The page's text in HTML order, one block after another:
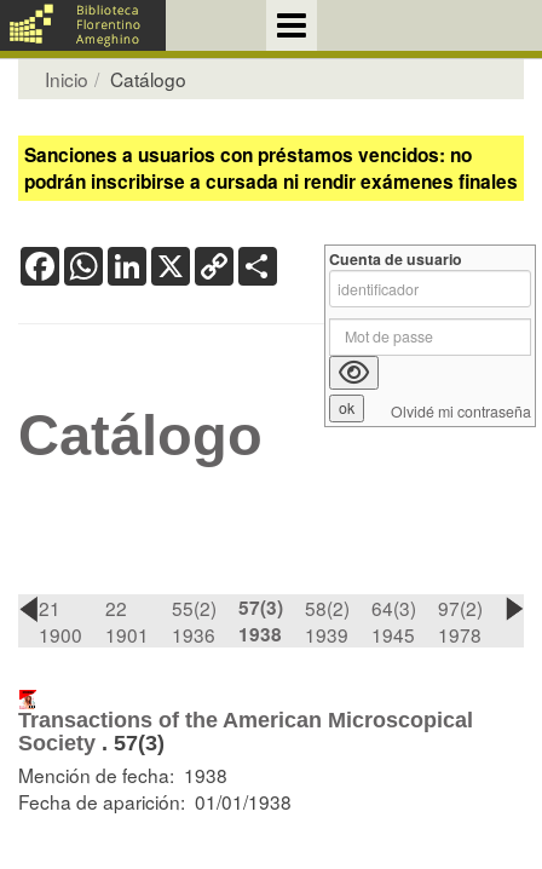
Inicio Catálogo
Sanciones a usuarios con préstamos vencidos: no
podrán inscribirse a cursada ni rendir exámenes finales
FacebookWhatsApp
LinkedIn
X Copy
Link
Catálogo
21
1900
22
1901
55(2)
1936
57(3)
1938
58(2)
1939
64(3)
1945
97(2)
1978
Transactions of the American Microscopical
Society . 57(3)
Mención de fecha: 1938
Fecha de aparición: 01/01/1938
Cuenta de usuario
Olvidé mi contraseña